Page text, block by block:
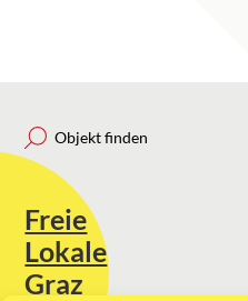
Objekt finden
Freie
Lokale
Graz